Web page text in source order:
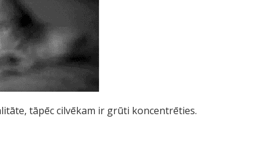
tāpēc cilvēkam ir grūti koncentrēties.